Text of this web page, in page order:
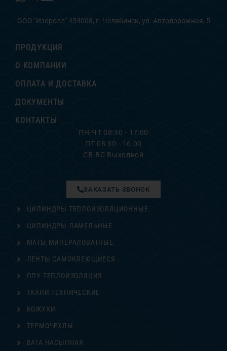
ООО "Изоролл" 454008, г. Челябинск, ул. Автодорожная, 5
ПРОДУКЦИЯ
О КОМПАНИИ
ОПЛАТА И ДОСТАВКА
ДОКУМЕНТЫ
КОНТАКТЫ
ПН-ЧТ 08:30 - 17:00
ПТ 08:30 - 16:00
СБ-ВС Выходной
ЦИЛИНДРЫ ТЕПЛОИЗОЛЯЦИОННЫЕ
ЦИЛИНДРЫ ЛАМЕЛЬНЫЕ
МАТЫ МИНЕРАЛОВАТНЫЕ
ЛЕНТЫ САМОКЛЕЮЩИЕСЯ
ППУ ТЕПЛОИЗОЛЯЦИЯ
ТКАНИ ТЕХНИЧЕСКИЕ
ЗАКАЗАТЬ ЗВОНОК
КОЖУХИ
ТЕРМОЧЕХЛЫ
ВАТА НАСЫПНАЯ